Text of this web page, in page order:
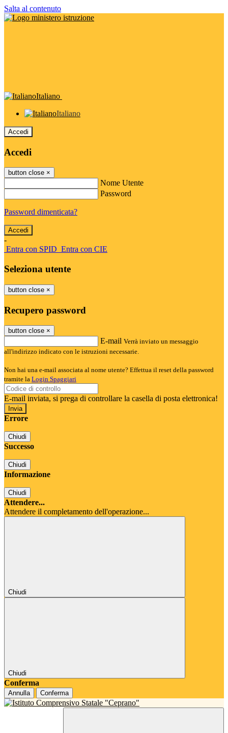
Salta al contenuto
Italiano
Italiano
Accedi
Accedi
button close ×
Nome Utente
Password
Password dimenticata?
-
Entra con SPID Entra con CIE
Seleziona utente
button close ×
Recupero password
button close ×
E-mail Verrà inviato un messaggio
all'indirizzo indicato con le istruzioni necessarie.
Non hai una e-mail associata al nome utente? Effettua il reset della password
tramite la Login Spaggiari
E-mail inviata, si prega di controllare la casella di posta elettronica!
Errore
Chiudi
Successo
Chiudi
Informazione
Chiudi
Attendere...
Attendere il completamento dell'operazione...
Chiudi
Chiudi
Conferma
Annulla Conferma